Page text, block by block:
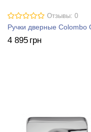
Отзывы: 0
Ручки дверные Colombo
4 895 грн